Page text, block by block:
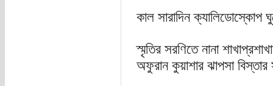
কাল সারাদিন ক্যালিডোস্কোপ
স্মৃতির সরণিতে নানা
অফুরান কুয়াশার ঝাপসা